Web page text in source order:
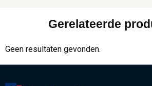
Gerelateerde
Geen resultaten gevonden.